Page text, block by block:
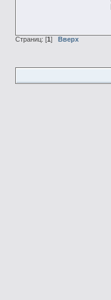
Страниц: [1 ] Вверх